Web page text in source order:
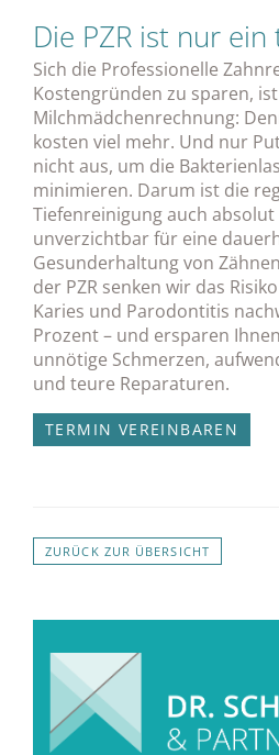
Die PZR ist nur
Sich die Professionelle
Kostengründen zu sparen,
Milchmädchenrechnung:
kosten viel mehr. Und nur
nicht aus, um die
minimieren. Darum ist die
Tiefenreinigung auch
unverzichtbar für eine
Gesunderhaltung von
der PZR senken wir das
Karies und Parodontitis
Prozent – und ersparen
unnötige Schmerzen,
und teure Reparaturen.
TERMIN VEREINBAREN
ZURÜCK ZUR ÜBERSICHT